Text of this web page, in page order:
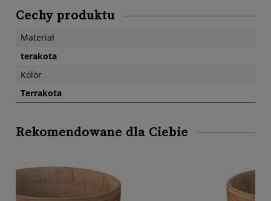
Cechy produktu
Materiał
terakota
Kolor
Terrakota
Rekomendowane dla Ciebie